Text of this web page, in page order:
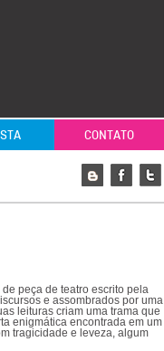
CONTATO
peça de teatro escrito pela
e assombrados por uma
leituras criam uma trama que
enigmática encontrada em um
tragicidade e leveza, algum